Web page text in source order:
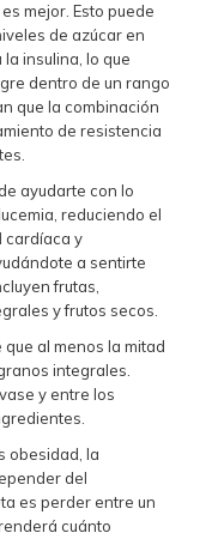
mejor. Esto puede
de azúcar en
insulina, lo que
dentro de un rango
que la combinación
de resistencia
ayudarte con lo
reduciendo el
cardíaca y
a sentirte
frutas,
y frutos secos.
al menos la mitad
integrales.
y entre los
obesidad, la
del
es perder entre un
cuánto